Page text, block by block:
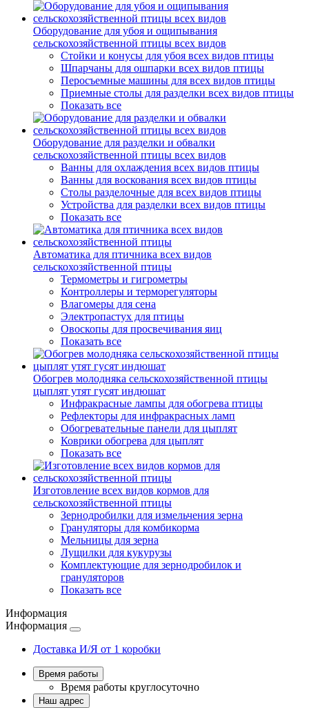
Оборудование для убоя и ощипывания
сельскохозяйственной птицы всех видов
Стойки и конусы для убоя всех видов птицы
Шпарчаны для ошпарки всех видов птицы
Перосъемные машины для всех видов птицы
Приемные столы для разделки всех видов птицы
Показать все
Оборудование для разделки и обвалки
сельскохозяйственной птицы всех видов
Ванны для охлаждения всех видов птицы
Ванны для воскования всех видов птицы
Столы разделочные для всех видов птицы
Устройства для разделки всех видов птицы
Показать все
Автоматика для птичника всех видов
сельскохозяйственной птицы
Термометры и гигрометры
Контроллеры и терморегуляторы
Влагомеры для сена
Электропастух для птицы
Овоскопы для просвечивания яиц
Показать все
Обогрев молодняка сельскохозяйственной птицы
цыплят утят гусят индюшат
Инфракрасные лампы для обогрева птицы
Рефлекторы для инфракрасных ламп
Обогревательные панели для цыплят
Коврики обогрева для цыплят
Показать все
Изготовление всех видов кормов для
сельскохозяйственной птицы
Зернодробилки для измельчения зерна
Грануляторы для комбикорма
Мельницы для зерна
Лущилки для кукурузы
Комплектующие для зернодробилок и
грануляторов
Показать все
Информация
Информация
Доставка И/Я от 1 коробки
Время работы
Время работы круглосуточно
Наш адрес